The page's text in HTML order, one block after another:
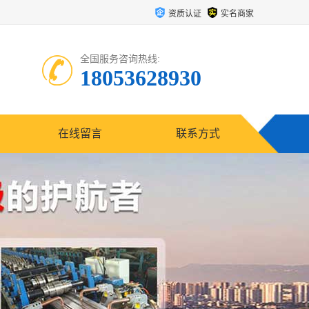
资质认证 实名商家
全国服务咨询热线:
18053628930
在线留言 联系方式